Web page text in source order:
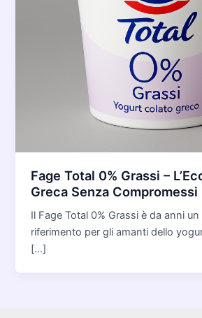
Fage Total 0% Grassi –
Greca Senza Compromessi
Il Fage Total 0% Grassi è da anni
riferimento per gli amanti dello
[…]